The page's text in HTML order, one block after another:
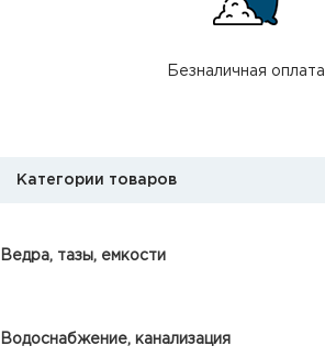
Безналичная оплата
Категории товаров
Ведра, тазы, емкости
Водоснабжение, канализация